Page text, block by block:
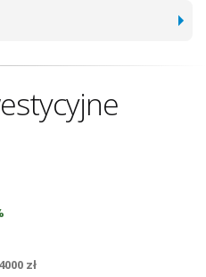
4000 zł